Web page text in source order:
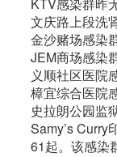
KTV感染群昨
文庆路上段洗
金沙赌场感染
JEM商场感染
义顺社区医院
樟宜综合医院
史拉朗公园监
Samy’s Curry
61起。该感染